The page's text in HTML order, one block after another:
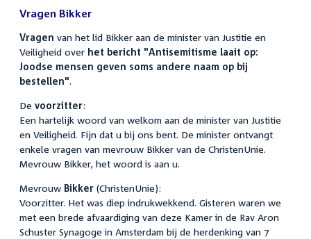
Vragen Bikker
Vragen van het lid Bikker aan de minister van Justitie en
Veiligheid over het bericht "Antisemitisme laait op:
Joodse mensen geven soms andere naam op bij
bestellen".
De voorzitter:
Een hartelijk woord van welkom aan de minister van Justitie
en Veiligheid. Fijn dat u bij ons bent. De minister ontvangt
enkele vragen van mevrouw Bikker van de ChristenUnie.
Mevrouw Bikker, het woord is aan u.
Mevrouw Bikker (ChristenUnie):
Voorzitter. Het was diep indrukwekkend. Gisteren waren we
met een brede afvaardiging van deze Kamer in de Rav Aron
Schuster Synagoge in Amsterdam bij de herdenking van 7